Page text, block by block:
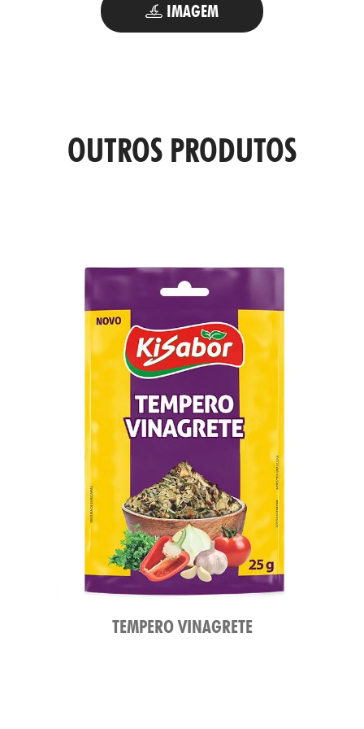
IMAGEM
OUTROS PRODUTOS
TEMPERO VINAGRETE